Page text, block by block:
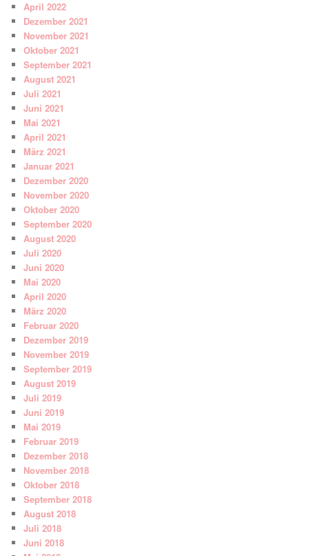
April 2022
Dezember 2021
November 2021
Oktober 2021
September 2021
August 2021
Juli 2021
Juni 2021
Mai 2021
April 2021
März 2021
Januar 2021
Dezember 2020
November 2020
Oktober 2020
September 2020
August 2020
Juli 2020
Juni 2020
Mai 2020
April 2020
März 2020
Februar 2020
Dezember 2019
November 2019
September 2019
August 2019
Juli 2019
Juni 2019
Mai 2019
Februar 2019
Dezember 2018
November 2018
Oktober 2018
September 2018
August 2018
Juli 2018
Juni 2018